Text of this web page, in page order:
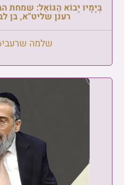
בְּיָמָיו יָבוֹא הַגּוֹאֵל: שמחת
רענן שליט"א, בן
שלמה שרעבי